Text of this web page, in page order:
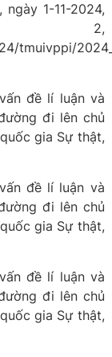
1-11-2024,
tmuivppi/
đề lí luận và
đi lên chủ
gia Sự thật,
đề lí luận và
đi lên chủ
gia Sự thật,
đề lí luận và
đi lên chủ
gia Sự thật,